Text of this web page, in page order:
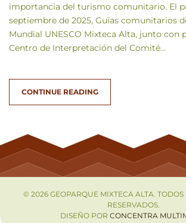
importancia del turismo comunitario. El
septiembre de 2025, Guías comunitarios
Mundial UNESCO Mixteca Alta, junto con
Centro de Interpretación del Comité...
CONTINUE READING
© 2026 GEOPARQUE MIXTECA ALTA. TODOS
RESERVADOS.
DISEÑO POR CONCENTRA